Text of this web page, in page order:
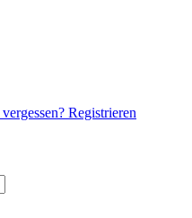
Registrieren